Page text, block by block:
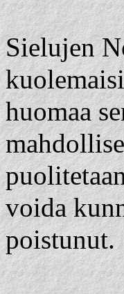
Sielujen
huomaa
voida
poistunut.